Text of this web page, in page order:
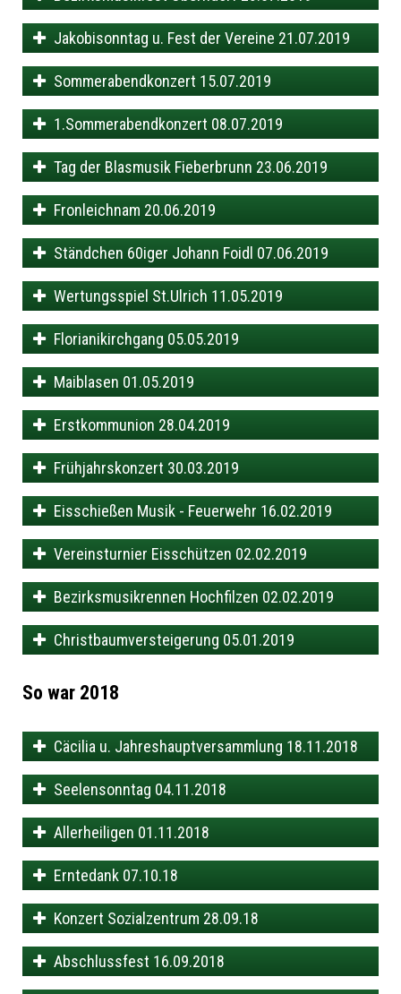
Jakobisonntag u. Fest der Vereine 21.07.2019
Sommerabendkonzert 15.07.2019
1.Sommerabendkonzert 08.07.2019
Tag der Blasmusik Fieberbrunn 23.06.2019
Fronleichnam 20.06.2019
Ständchen 60iger Johann Foidl 07.06.2019
Wertungsspiel St.Ulrich 11.05.2019
Florianikirchgang 05.05.2019
Maiblasen 01.05.2019
Erstkommunion 28.04.2019
Frühjahrskonzert 30.03.2019
Eisschießen Musik - Feuerwehr 16.02.2019
Vereinsturnier Eisschützen 02.02.2019
Bezirksmusikrennen Hochfilzen 02.02.2019
Christbaumversteigerung 05.01.2019
So war 2018
Cäcilia u. Jahreshauptversammlung 18.11.2018
Seelensonntag 04.11.2018
Allerheiligen 01.11.2018
Erntedank 07.10.18
Konzert Sozialzentrum 28.09.18
Abschlussfest 16.09.2018